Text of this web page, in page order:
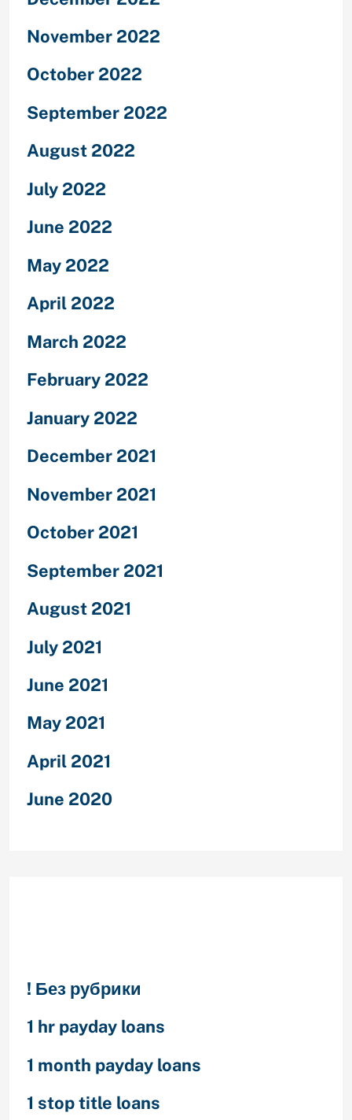
November 2022
October 2022
September 2022
August 2022
July 2022
June 2022
May 2022
April 2022
March 2022
February 2022
January 2022
December 2021
November 2021
October 2021
September 2021
August 2021
July 2021
June 2021
May 2021
April 2021
June 2020
! Без рубрики
1 hr payday loans
1 month payday loans
1 stop title loans